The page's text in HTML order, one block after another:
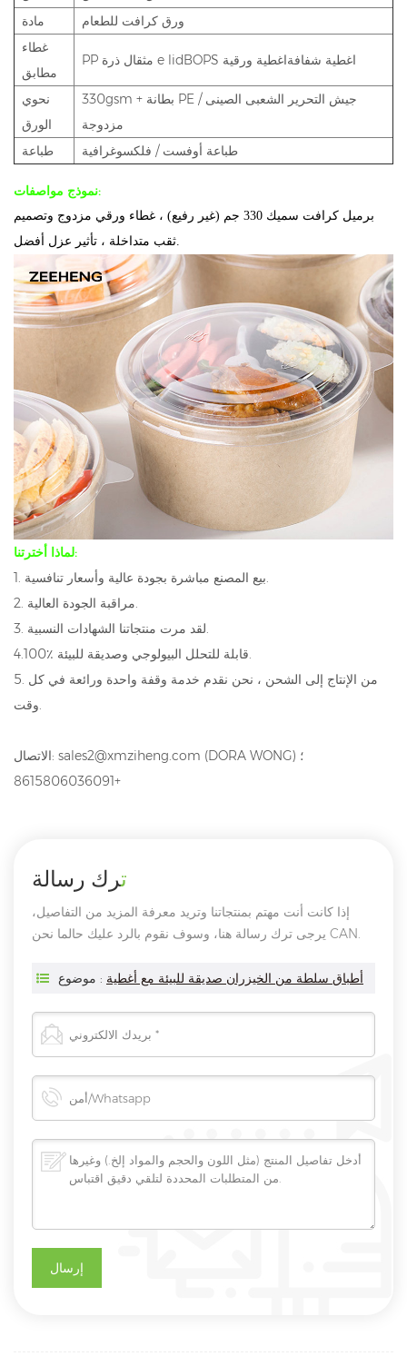
مادة
ورق كرافت للطعام
غطاء
مطابق
PP مثقال ذرة e lidBOPS اغطية شفافةاغطية ورقية
نحوي
الورق
330gsm + بطانة PE / جيش التحرير الشعبى الصينى
مزدوجة
طباعة
طباعة أوفست / فلكسوغرافية
نموذج مواصفات:
برميل كرافت سميك 330 جم (غير رفيع) ، غطاء ورقي مزدوج وتصميم
ثقب متداخلة ، تأثير عزل أفضل.
لماذا أخترتنا:
1. بيع المصنع مباشرة بجودة عالية وأسعار تنافسية.
2. مراقبة الجودة العالية.
3. لقد مرت منتجاتنا الشهادات النسبية.
4.100٪ قابلة للتحلل البيولوجي وصديقة للبيئة.
5. من الإنتاج إلى الشحن ، نحن نقدم خدمة وقفة واحدة ورائعة في كل
وقت.
الاتصال: sales2@xmziheng.com (DORA WONG) ؛
+8615806036091
ترك رسالة
إذا كانت أنت مهتم بمنتجاتنا وتريد معرفة المزيد من التفاصيل،
يرجى ترك رسالة هنا، وسوف نقوم بالرد عليك حالما نحن CAN.
موضوع : أطباق سلطة من الخيزران صديقة للبيئة مع أغطية